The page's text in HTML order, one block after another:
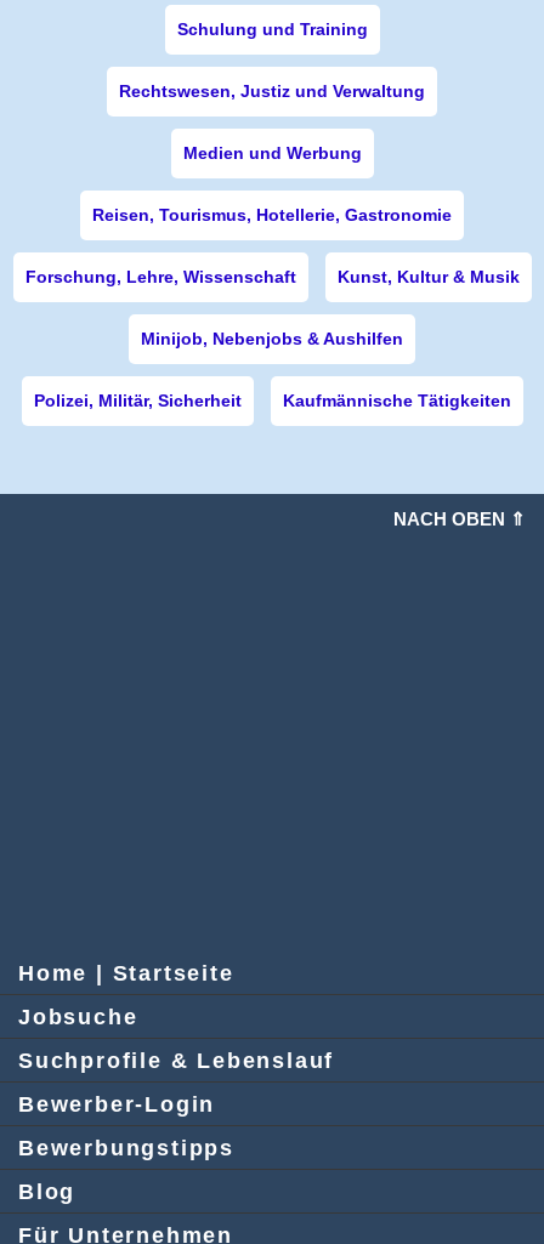
Schulung und Training
Rechtswesen, Justiz und Verwaltung
Medien und Werbung
Reisen, Tourismus, Hotellerie, Gastronomie
Forschung, Lehre, Wissenschaft Kunst, Kultur & Musik
Minijob, Nebenjobs & Aushilfen
Polizei, Militär, Sicherheit Kaufmännische Tätigkeiten
NACH OBEN ⇑
Home | Startseite
Jobsuche
Suchprofile & Lebenslauf
Bewerber-Login
Bewerbungstipps
Blog
Für Unternehmen